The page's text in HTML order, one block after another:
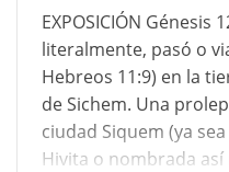
EXPOSICIÓN Génesis
literalmente, pasó o
Hebreos 11:9) en la
de Sichem. Una
ciudad Siquem (ya
Hivita o nombrada así